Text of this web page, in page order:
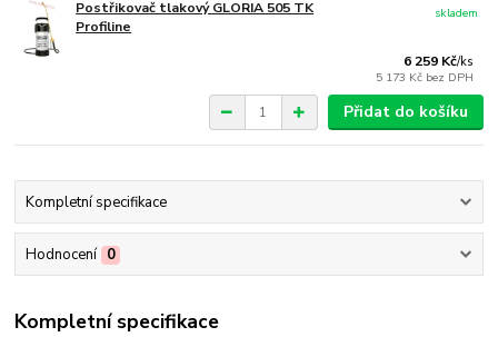
Postřikovač tlakový GLORIA 505 TK
Profiline
6 259 Kč/ks
5 173 Kč bez DPH
skladem
Přidat do košíku
Kompletní specifikace
Hodnocení 0
Kompletní specifikace